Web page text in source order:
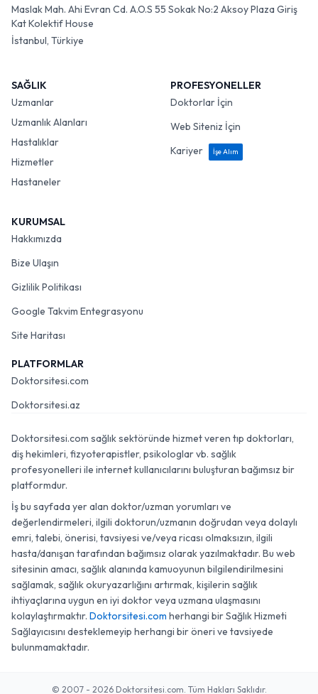
Maslak Mah. Ahi Evran Cd. A.O.S 55 Sokak No:2 Aksoy Plaza Giriş
Kat Kolektif House
İstanbul, Türkiye
SAĞLIK
Uzmanlar
Uzmanlık Alanları
Hastalıklar
Hizmetler
Hastaneler
PROFESYONELLER
Doktorlar İçin
Web Siteniz İçin
Kariyer
İşe Alım
KURUMSAL
Hakkımızda
Bize Ulaşın
Gizlilik Politikası
Google Takvim Entegrasyonu
Site Haritası
PLATFORMLAR
Doktorsitesi.com
Doktorsitesi.az
Doktorsitesi.com sağlık sektöründe hizmet veren tıp doktorları,
diş hekimleri, fizyoterapistler, psikologlar vb. sağlık
profesyonelleri ile internet kullanıcılarını buluşturan bağımsız bir
platformdur.
İş bu sayfada yer alan doktor/uzman yorumları ve
değerlendirmeleri, ilgili doktorun/uzmanın doğrudan veya dolaylı
emri, talebi, önerisi, tavsiyesi ve/veya ricası olmaksızın, ilgili
hasta/danışan tarafından bağımsız olarak yazılmaktadır. Bu web
sitesinin amacı, sağlık alanında kamuoyunun bilgilendirilmesini
sağlamak, sağlık okuryazarlığını artırmak, kişilerin sağlık
ihtiyaçlarına uygun en iyi doktor veya uzmana ulaşmasını
kolaylaştırmaktır. Doktorsitesi.com herhangi bir Sağlık Hizmeti
Sağlayıcısını desteklemeyip herhangi bir öneri ve tavsiyede
bulunmamaktadır.
© 2007 - 2026 Doktorsitesi.com. Tüm Hakları Saklıdır.